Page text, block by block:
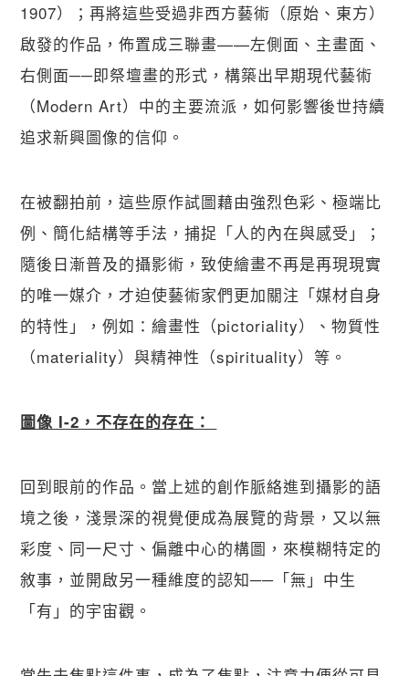
1907）；再將這些受過非西方藝術（原始、東方）
啟發的作品，佈置成三聯畫——左側面、主畫面、
右側面──即祭壇畫的形式，構築出早期現代藝術
（Modern Art）中的主要流派，如何影響後世持續
追求新興圖像的信仰。
在被翻拍前，這些原作試圖藉由強烈色彩、極端比
例、簡化結構等手法，捕捉「人的內在與感受」；
隨後日漸普及的攝影術，致使繪畫不再是再現現實
的唯一媒介，才迫使藝術家們更加關注「媒材自身
的特性」，例如：繪畫性（pictoriality）、物質性
（materiality）與精神性（spirituality）等。
圖像 I-2，不存在的存在：
回到眼前的作品。當上述的創作脈絡進到攝影的語
境之後，淺景深的視覺便成為展覽的背景，又以無
彩度、同一尺寸、偏離中心的構圖，來模糊特定的
敘事，並開啟另一種維度的認知──「無」中生
「有」的宇宙觀。